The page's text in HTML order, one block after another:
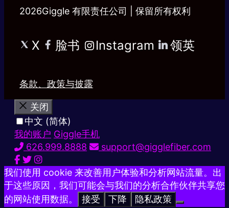
2026Giggle 有限责任公司 | 保留所有权利
X 脸书 Instagram 领英
条款、政策与披露
关闭
中文 (简体)
我的账户 Giggle手机
626.999.8888
support@gigglefiber.com
我们使用 cookie 来改善用户体验和分析网站流量。出
于这些原因，我们可能会与我们的分析合作伙伴共享您
的网站使用数据。
接受 下降 隐私政策